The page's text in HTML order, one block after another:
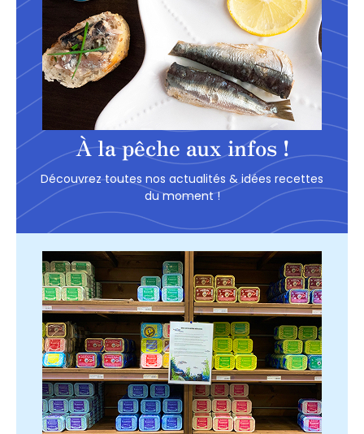
À la pêche aux infos !
Découvrez toutes nos actualités & idées recettes
du moment !